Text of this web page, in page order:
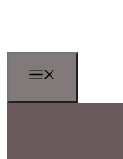
springen